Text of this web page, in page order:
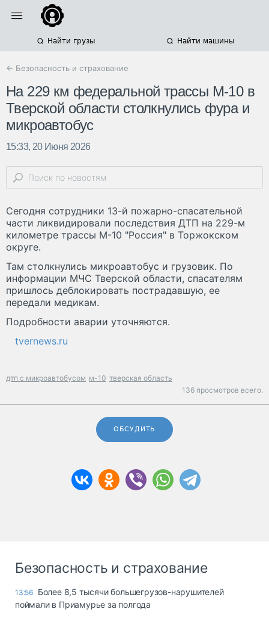
Найти грузы Найти машины
← Безопасность и страхование
На 229 км федеральной трассы М-10 в
Тверской области столкнулись фура и
микроавтобус
15:33, 20 Июня 2026
Сегодня сотрудники 13-й пожарно-спасательной
части ликвидировали последствия ДТП на 229-м
километре трассы М-10 "Россия" в Торжокском
округе.
Там столкнулись микроавтобус и грузовик. По
информации МЧС Тверской области, спасателям
пришлось деблокировать пострадавшую, ее
передали медикам.
Подробности аварии уточняются.
tvernews.ru
дтп с микроавтобусом м-10 тверская область
136 просмотров всего.
ОБСУДИТЬ
Безопасность и страхование
13:56 Более 8,5 тысячи большегрузов-нарушителей
поймали в Приамурье за полгода